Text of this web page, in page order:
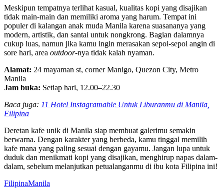
Meskipun tempatnya terlihat kasual, kualitas kopi yang disajikan
tidak main-main dan memiliki aroma yang harum. Tempat ini
populer di kalangan anak muda Manila karena suasananya yang
modern, artistik, dan santai untuk nongkrong. Bagian dalamnya
cukup luas, namun jika kamu ingin merasakan sepoi-sepoi angin di
sore hari, area outdoor-nya tidak kalah nyaman.
Alamat: 24 mayaman st, corner Manigo, Quezon City, Metro
Manila
Jam buka: Setiap hari, 12.00–22.30
Baca juga: 11 Hotel Instagramable Untuk Liburanmu di Manila,
Filipina
Deretan kafe unik di Manila siap membuat galerimu semakin
berwarna. Dengan karakter yang berbeda, kamu tinggal memilih
kafe mana yang paling sesuai dengan gayamu. Jangan lupa untuk
duduk dan menikmati kopi yang disajikan, menghirup napas dalam-
dalam, sebelum melanjutkan petualanganmu di ibu kota Filipina ini!
FilipinaManila